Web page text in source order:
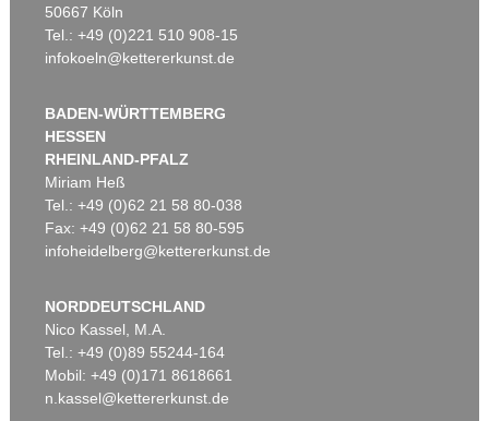
50667 Köln
Tel.: +49 (0)221 510 908-15
infokoeln@kettererkunst.de
BADEN-WÜRTTEMBERG
HESSEN
RHEINLAND-PFALZ
Miriam Heß
Tel.: +49 (0)62 21 58 80-038
Fax: +49 (0)62 21 58 80-595
infoheidelberg@kettererkunst.de
NORDDEUTSCHLAND
Nico Kassel, M.A.
Tel.: +49 (0)89 55244-164
Mobil: +49 (0)171 8618661
n.kassel@kettererkunst.de